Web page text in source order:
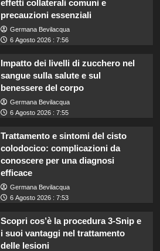
effetti collaterali comuni e
precauzioni essenziali
Germana Bevilacqua
6 Agosto 2026 : 7:56
Impatto dei livelli di zucchero nel
sangue sulla salute e sul
benessere del corpo
Germana Bevilacqua
6 Agosto 2026 : 7:55
Trattamento e sintomi del cisto
colodocico: complicazioni da
conoscere per una diagnosi
efficace
Germana Bevilacqua
6 Agosto 2026 : 7:53
Scopri cos’è la procedura 3-Snip e
i suoi vantaggi nel trattamento
delle lesioni